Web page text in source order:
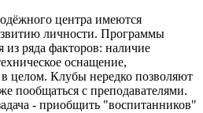
центра имеются
личности. Программы
из ряда факторов: наличие
оснащение,
целом. Клубы нередко позволяют
пообщаться с преподавателями.
- приобщить "воспитанников"